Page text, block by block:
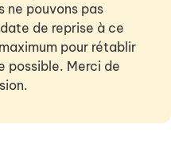
ne pouvons pas
de reprise à ce
pour rétablir
possible. Merci de